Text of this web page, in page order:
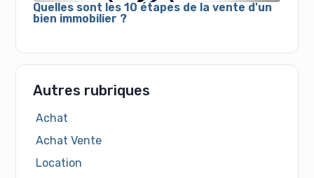
Quelles sont les 10 étapes de la vente d'un
bien immobilier ?
Autres rubriques
Achat
Achat Vente
Location